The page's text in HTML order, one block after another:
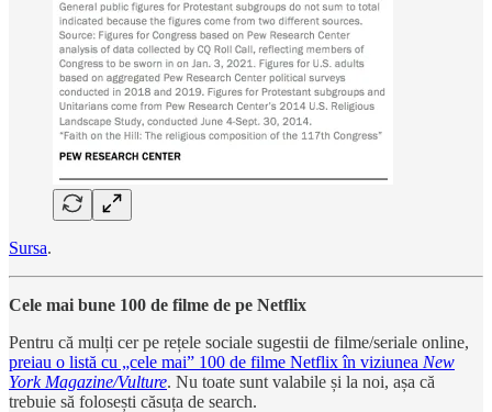
Sursa.
Cele mai bune 100 de filme de pe Netflix
Pentru că mulți cer pe rețele sociale sugestii de filme/seriale online,
preiau o listă cu „cele mai” 100 de filme Netflix în viziunea New
York Magazine/Vulture. Nu toate sunt valabile și la noi, așa că
trebuie să folosești căsuța de search.